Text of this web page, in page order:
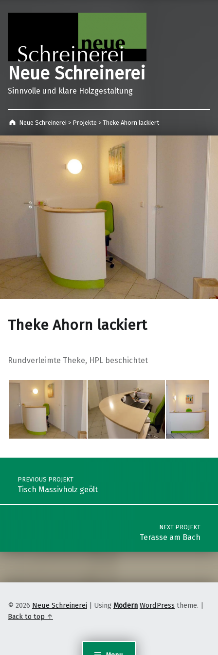
Neue Schreinerei
Sinnvolle und klare Holzgestaltung
Neue Schreinerei > Projekte > Theke Ahorn lackiert
Theke Ahorn lackiert
Rundverleimte Theke, HPL beschichtet
Skip back to main navigation
Post navigation
PREVIOUS PROJEKT
Tisch Massivholz geölt
NEXT PROJEKT
Terasse am Bach
© 2026 Neue Schreinerei | Using Modern WordPress theme. |
Back to top ↑